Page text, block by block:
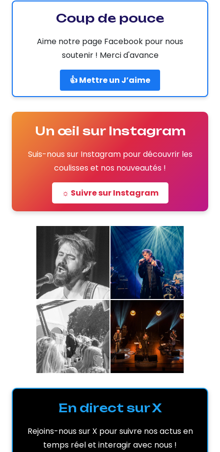
Coup de pouce
Aime notre page Facebook pour nous
soutenir ! Merci d'avance
👍 Mettre un J’aime
Un œil sur Instagram
Suis-nous sur Instagram pour découvrir les
coulisses et nos nouveautés !
☼ Suivre sur Instagram
En direct sur X
Rejoins-nous sur X pour suivre nos actus en
temps réel et interagir avec nous !